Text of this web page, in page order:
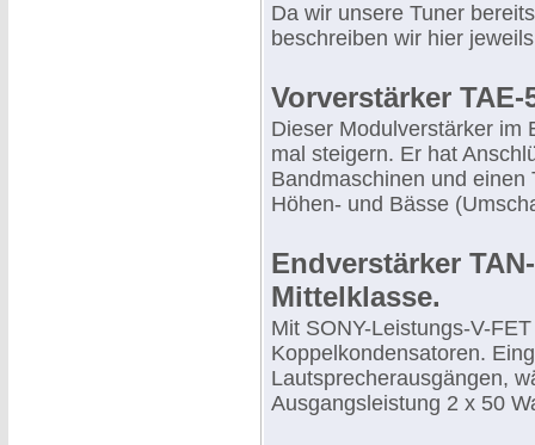
Da wir unsere Tuner
beschreiben wir hier
Vorverstärker TAE-
Dieser Modulverstärker im
mal steigern. Er hat
Bandmaschinen und
Höhen- und Bässe
Endverstärker
Mittelklasse.
Mit SONY-Leistungs-V-
Koppelkondensatoren.
Lautsprecherausgängen,
Ausgangsleistung 2 x 50